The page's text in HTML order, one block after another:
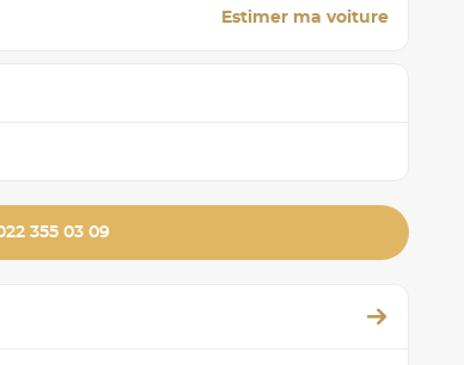
Estimer ma voiture
355 03 09